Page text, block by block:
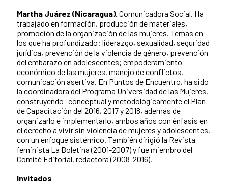
Martha Juárez (Nicaragua). Comunicadora Social. Ha
trabajado en formación, producción de materiales,
promoción de la organización de las mujeres. Temas en
los que ha profundizado: liderazgo, sexualidad, seguridad
jurídica, prevención de la violencia de género, prevención
del embarazo en adolescentes; empoderamiento
económico de las mujeres, manejo de conflictos,
comunicación asertiva. En Puntos de Encuentro, ha sido
la coordinadora del Programa Universidad de las Mujeres,
construyendo -conceptual y metodológicamente el Plan
de Capacitación del 2016, 2017 y 2018, además de
organizarlo e implementarlo, ambos años con énfasis en
el derecho a vivir sin violencia de mujeres y adolescentes,
con un enfoque sistémico. También dirigió la Revista
feminista La Boletina (2001-2007) y fue miembro del
Comité Editorial, redactora (2008-2016).
Invitados